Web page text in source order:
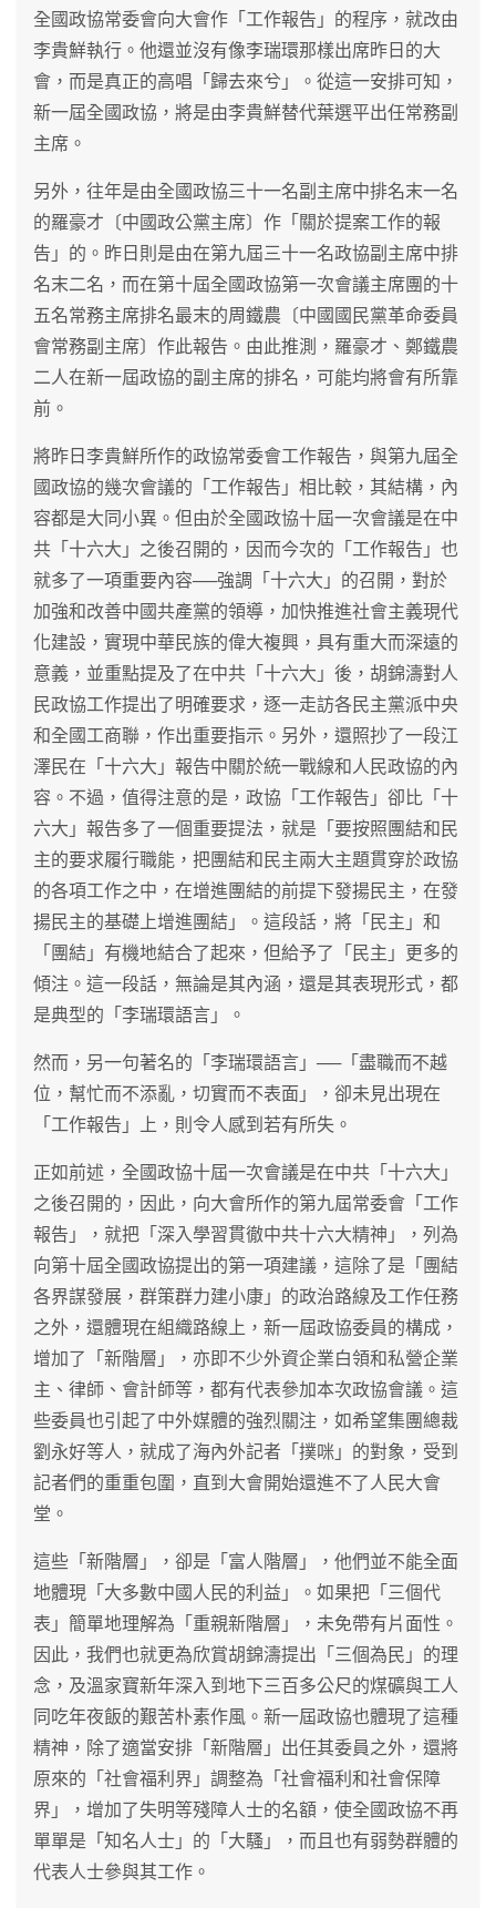
全國政協常委會向大會作「工作報告」的程序，就改由
李貴鮮執行。他還並沒有像李瑞環那樣出席昨日的大
會，而是真正的高唱「歸去來兮」。從這一安排可知，
新一屆全國政協，將是由李貴鮮替代葉選平出任常務副
主席。
另外，往年是由全國政協三十一名副主席中排名末一名
的羅豪才〔中國政公黨主席〕作「關於提案工作的報
告」的。昨日則是由在第九屆三十一名政協副主席中排
名末二名，而在第十屆全國政協第一次會議主席團的十
五名常務主席排名最末的周鐵農〔中國國民黨革命委員
會常務副主席〕作此報告。由此推測，羅豪才、鄭鐵農
二人在新一屆政協的副主席的排名，可能均將會有所靠
前。
將昨日李貴鮮所作的政協常委會工作報告，與第九屆全
國政協的幾次會議的「工作報告」相比較，其結構，內
容都是大同小異。但由於全國政協十屆一次會議是在中
共「十六大」之後召開的，因而今次的「工作報告」也
就多了一項重要內容──強調「十六大」的召開，對於
加強和改善中國共產黨的領導，加快推進社會主義現代
化建設，實現中華民族的偉大複興，具有重大而深遠的
意義，並重點提及了在中共「十六大」後，胡錦濤對人
民政協工作提出了明確要求，逐一走訪各民主黨派中央
和全國工商聯，作出重要指示。另外，還照抄了一段江
澤民在「十六大」報告中關於統一戰線和人民政協的內
容。不過，值得注意的是，政協「工作報告」卻比「十
六大」報告多了一個重要提法，就是「要按照團結和民
主的要求履行職能，把團結和民主兩大主題貫穿於政協
的各項工作之中，在增進團結的前提下發揚民主，在發
揚民主的基礎上增進團結」。這段話，將「民主」和
「團結」有機地結合了起來，但給予了「民主」更多的
傾注。這一段話，無論是其內涵，還是其表現形式，都
是典型的「李瑞環語言」。
然而，另一句著名的「李瑞環語言」──「盡職而不越
位，幫忙而不添亂，切實而不表面」，卻未見出現在
「工作報告」上，則令人感到若有所失。
正如前述，全國政協十屆一次會議是在中共「十六大」
之後召開的，因此，向大會所作的第九屆常委會「工作
報告」，就把「深入學習貫徹中共十六大精神」，列為
向第十屆全國政協提出的第一項建議，這除了是「團結
各界謀發展，群策群力建小康」的政治路線及工作任務
之外，還體現在組織路線上，新一屆政協委員的構成，
增加了「新階層」，亦即不少外資企業白領和私營企業
主、律師、會計師等，都有代表參加本次政協會議。這
些委員也引起了中外媒體的強烈關注，如希望集團總裁
劉永好等人，就成了海內外記者「撲咪」的對象，受到
記者們的重重包圍，直到大會開始還進不了人民大會
堂。
這些「新階層」，卻是「富人階層」，他們並不能全面
地體現「大多數中國人民的利益」。如果把「三個代
表」簡單地理解為「重親新階層」，未免帶有片面性。
因此，我們也就更為欣賞胡錦濤提出「三個為民」的理
念，及溫家寶新年深入到地下三百多公尺的煤礦與工人
同吃年夜飯的艱苦朴素作風。新一屆政協也體現了這種
精神，除了適當安排「新階層」出任其委員之外，還將
原來的「社會福利界」調整為「社會福利和社會保障
界」，增加了失明等殘障人士的名額，使全國政協不再
單單是「知名人士」的「大騷」，而且也有弱勢群體的
代表人士參與其工作。